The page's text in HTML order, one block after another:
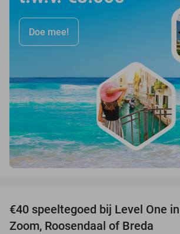
Doe mee!
€40 speeltegoed bij Level One
Zoom, Roosendaal of Breda